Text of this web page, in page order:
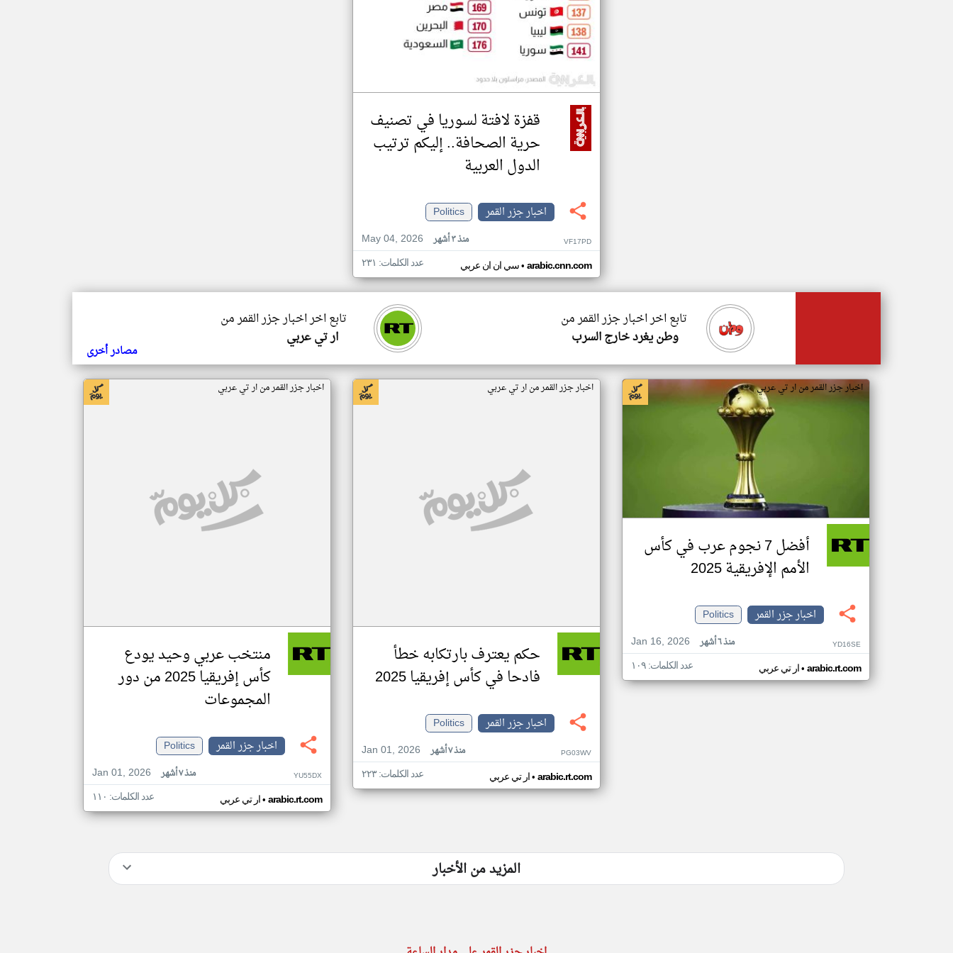
قفزة لافتة لسوريا في تصنيف
حرية الصحافة.. إليكم ترتيب
الدول العربية
اخبار جزر القمر
Politics
May 04, 2026
منذ ٣ أشهر VF17PD
سي ان ان عربي• arabic.cnn.com عدد الكلمات: ٢٣١
تابع اخر اخبار جزر القمر من
ار تي عربي
تابع اخر اخبار جزر القمر من
وطن يغرد خارج السرب
مصادر أخرى
اخبار جزر القمر من ار تي عربي
أفضل 7 نجوم عرب في كأس
الأمم الإفريقية 2025
اخبار جزر القمر
Politics
Jan 16, 2026
منذ ٦ أشهر YD16SE
ار تي عربي• arabic.rt.com عدد الكلمات: ١٠٩
اخبار جزر القمر من ار تي عربي
حكم يعترف بارتكابه خطأ
فادحا في كأس إفريقيا 2025
اخبار جزر القمر
Politics
Jan 01, 2026
منذ ٧ أشهر PG03WV
ار تي عربي• arabic.rt.com عدد الكلمات: ٢٢٣
اخبار جزر القمر من ار تي عربي
منتخب عربي وحيد يودع
كأس إفريقيا 2025 من دور
المجموعات
اخبار جزر القمر
Politics
Jan 01, 2026
منذ ٧ أشهر YU55DX
ار تي عربي• arabic.rt.com عدد الكلمات: ١١٠
المزيد من الأخبار